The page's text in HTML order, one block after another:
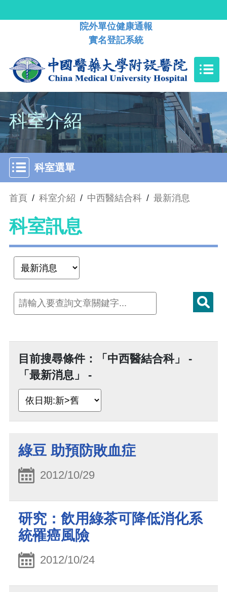
院外單位健康通報
實名登記系統
科室介紹
科室選單
首頁 / 科室介紹 / 中西醫結合科 / 最新消息
科室訊息
目前搜尋條件：「中西醫結合科」 -
「最新消息」 -
綠豆 助預防敗血症
2012/10/29
研究：飲用綠茶可降低消化系
統罹癌風險
2012/10/24